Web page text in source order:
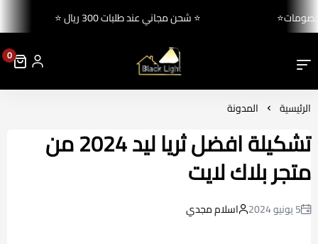
⭐ اقوي عروض و خصومات⭐ ⭐ شحن مجاني عند طلبات 300 ريال ⭐
بلاك لايت للإنارة والكهرباء
0
الرئيسية المدونة
تشكيلة افضل ثريا ليد 2024 من
متجر بلاك لايت
5 يونيو 2024 اسلام مجدي